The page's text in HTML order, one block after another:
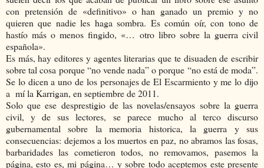
con pretensión de «definitivo» o han ganado un premio y no
quieren que nadie les haga sombra. Es común oír, con tono de
hastío más o menos fingido, «… otro libro sobre la guerra civil
española».
Es más, hay editores y agentes literarias que te disuaden de escribir
sobre tal cosa porque “no vende nada” o porque “no está de moda”.
Se lo dicen a uno de los personajes de El Escarmiento y me lo dijo
a mí la Karrigan, en septiembre de 2011.
Solo que ese desprestigio de las novelas/ensayos sobre la guerra
civil, y de sus lectores, se parece mucho al terco discurso
gubernamental sobre la memoria historica, la guerra y sus
consecuencias: dejemos a los muertos en paz, no abramos las fosas,
barbaridades las cometieron todos, no removamos, pasemos la
página, esto es, mi página… y sobre todo aceptemos este presente